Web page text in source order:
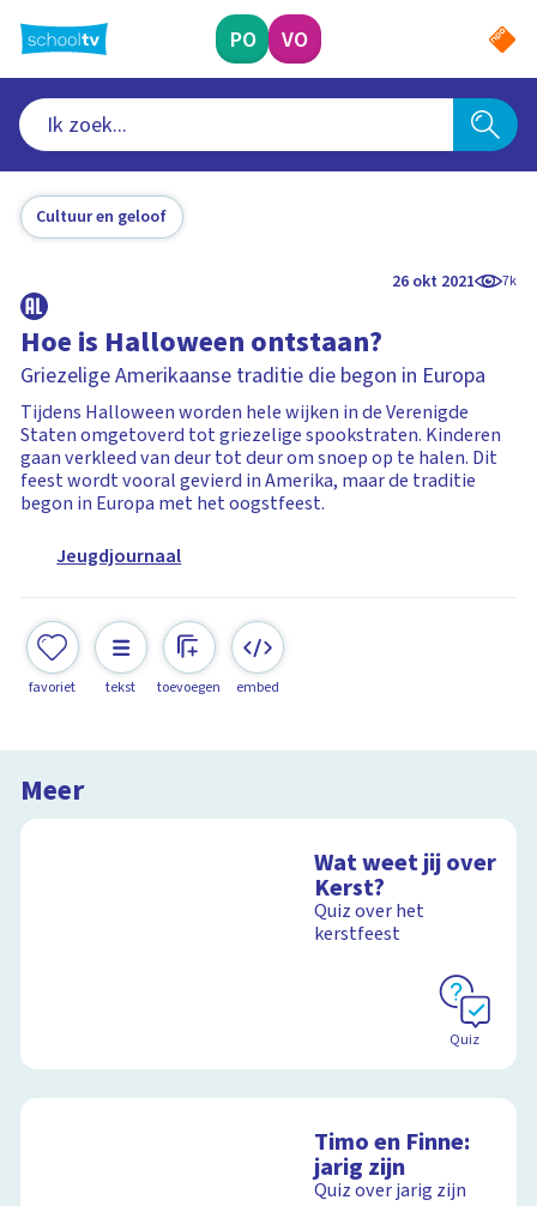
naar
hoofdinhoud
PO VO
Cultuur en geloof
26 okt 2021 7k
Hoe is Halloween ontstaan?
Griezelige Amerikaanse traditie die begon in Europa
Tijdens Halloween worden hele wijken in de Verenigde
Staten omgetoverd tot griezelige spookstraten. Kinderen
gaan verkleed van deur tot deur om snoep op te halen. Dit
feest wordt vooral gevierd in Amerika, maar de traditie
begon in Europa met het oogstfeest.
Jeugdjournaal
favoriet tekst toevoegen embed
Meer
Wat weet jij over
Kerst?
Quiz over het
kerstfeest
Quiz
Timo en Finne:
jarig zijn
Quiz over jarig zijn